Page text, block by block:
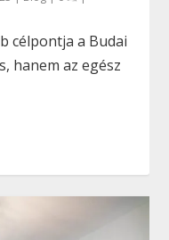
célpontja a Budai
hanem az egész